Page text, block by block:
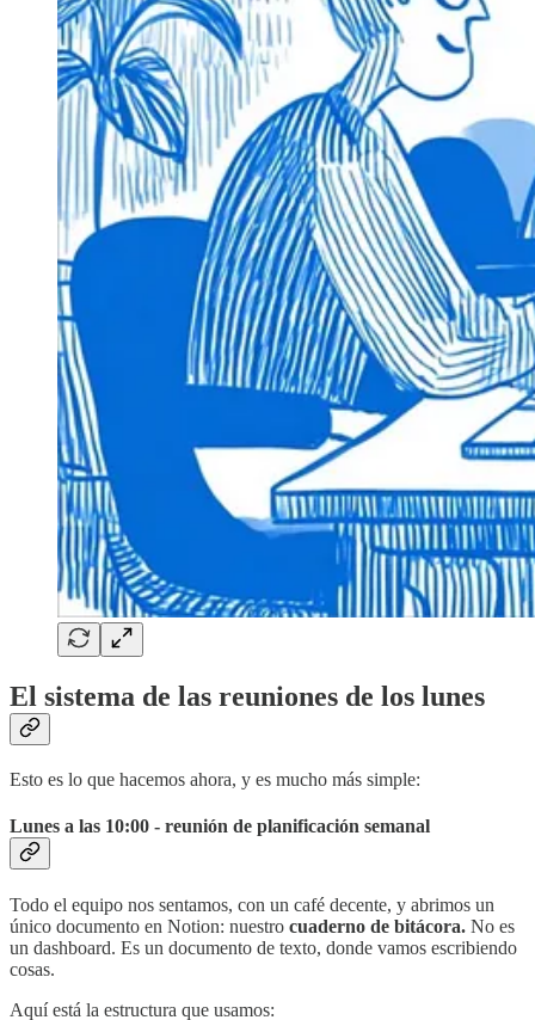
El sistema de las reuniones de los lunes
Esto es lo que hacemos ahora, y es mucho más simple:
Lunes a las 10:00 - reunión de planificación semanal
Todo el equipo nos sentamos, con un café decente, y abrimos un
único documento en Notion: nuestro cuaderno de bitácora. No es
un dashboard. Es un documento de texto, donde vamos escribiendo
cosas.
Aquí está la estructura que usamos: